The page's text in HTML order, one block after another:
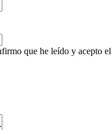
que he leído y acepto el